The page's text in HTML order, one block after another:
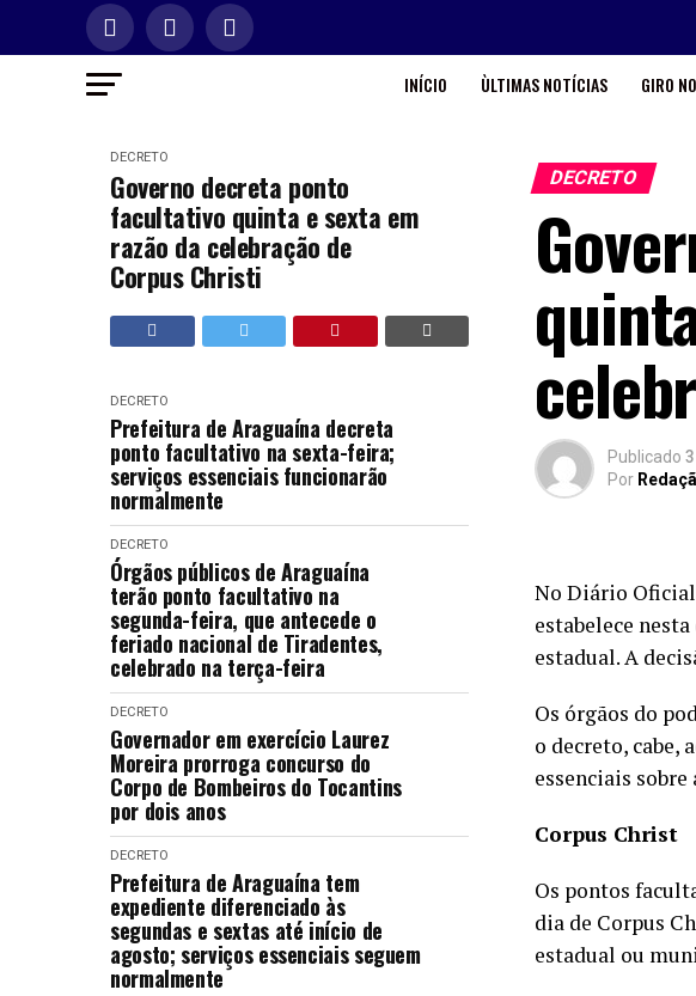
INÍCIO ÙLTIMAS NOTÍCIAS GIRO
DECRETO
Governo decreta ponto
facultativo quinta e sexta em
razão da celebração de
Corpus Christi
DECRETO
Prefeitura de Araguaína decreta
ponto facultativo na sexta-feira;
serviços essenciais funcionarão
normalmente
DECRETO
Órgãos públicos de Araguaína
terão ponto facultativo na
segunda-feira, que antecede o
feriado nacional de Tiradentes,
celebrado na terça-feira
DECRETO
Governador em exercício Laurez
Moreira prorroga concurso do
Corpo de Bombeiros do Tocantins
por dois anos
DECRETO
Prefeitura de Araguaína tem
expediente diferenciado às
segundas e sextas até início de
agosto; serviços essenciais seguem
normalmente
DECRETO
Publicado
Por
No Diário Oficial
estabelece
estadual. A
Os órgãos do
o decreto, cabe,
essenciais sobre
Corpus Christ
Os pontos
dia de Corpus
estadual ou